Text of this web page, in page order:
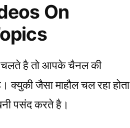
On
है तो आपके चैनल की
क्युकी जैसा माहौल चल रहा होता
पसंद करते है।